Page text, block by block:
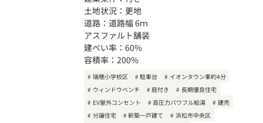
土地状況：更地
道路：道路幅 6ｍ
アスファルト舗装
建ぺい率：60%
容積率：200%
瑞穂小学校区 駐車台
イオンタウン車約4分
ウィンドウベンチ
庭付き
長期優良住宅
EV屋外コンセント
高圧力パワフル給湯
建売
分譲住宅
新築一戸建て
浜松市中央区